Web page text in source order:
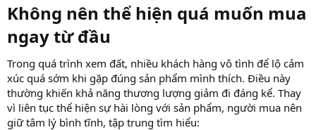
Không nên thể hiện quá muốn mua
ngay từ đầu​
Trong quá trình xem đất, nhiều khách hàng vô tình để lộ cảm
xúc quá sớm khi gặp đúng sản phẩm mình thích. Điều này
thường khiến khả năng thương lượng giảm đi đáng kể. Thay
vì liên tục thể hiện sự hài lòng với sản phẩm, người mua nên
giữ tâm lý bình tĩnh, tập trung tìm hiểu: